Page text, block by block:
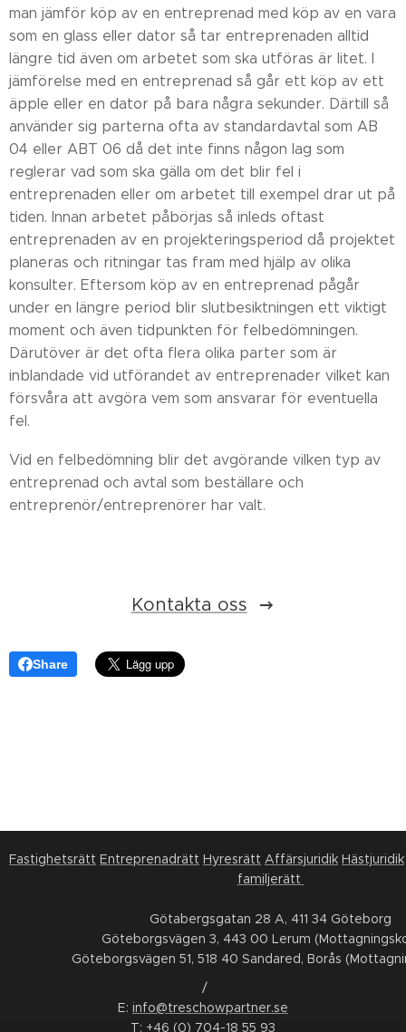
man jämför köp av en entreprenad med köp av en vara
som en glass eller dator så tar entreprenaden alltid
längre tid även om arbetet som ska utföras är litet. I
jämförelse med en entreprenad så går ett köp av ett
äpple eller en dator på bara några sekunder. Därtill så
använder sig parterna ofta av standardavtal som AB
04 eller ABT 06 då det inte finns någon lag som
reglerar vad som ska gälla om det blir fel i
entreprenaden eller om arbetet till exempel drar ut på
tiden. Innan arbetet påbörjas så inleds oftast
entreprenaden av en projekteringsperiod då projektet
planeras och ritningar tas fram med hjälp av olika
konsulter. Eftersom köp av en entreprenad pågår
under en längre period blir slutbesiktningen ett viktigt
moment och även tidpunkten för felbedömningen.
Därutöver är det ofta flera olika parter som är
inblandade vid utförandet av entreprenader vilket kan
försvåra att avgöra vem som ansvarar för eventuella
fel.
Vid en felbedömning blir det avgörande vilken typ av
entreprenad och avtal som beställare och
entreprenör/entreprenörer har valt.
Kontakta oss
Share
Fastighetsrätt Entreprenadrätt Hyresrätt Affärsjuridik Hästjuridik
familjerätt
Götabergsgatan 28 A, 411 34 Göteborg
Göteborgsvägen 3, 443 00 Lerum
Göteborgsvägen 51, 518 40 Sandared, Borås
/
E: info@treschowpartner.se
T: +46 (0) 704-18 55 93